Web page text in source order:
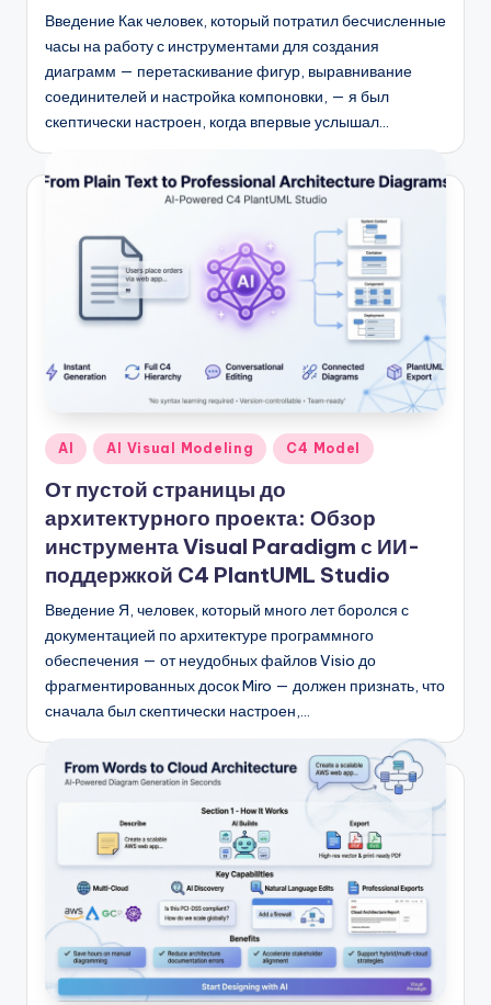
Введение Как человек, который потратил бесчисленные
часы на работу с инструментами для создания
диаграмм — перетаскивание фигур, выравнивание
соединителей и настройка компоновки, — я был
скептически настроен, когда впервые услышал…
Опубликовано
AI AI Visual Modeling C4 Model
От пустой страницы до
архитектурного проекта: Обзор
инструмента Visual Paradigm с ИИ-
поддержкой C4 PlantUML Studio
Введение Я, человек, который много лет боролся с
документацией по архитектуре программного
обеспечения — от неудобных файлов Visio до
фрагментированных досок Miro — должен признать, что
сначала был скептически настроен,…